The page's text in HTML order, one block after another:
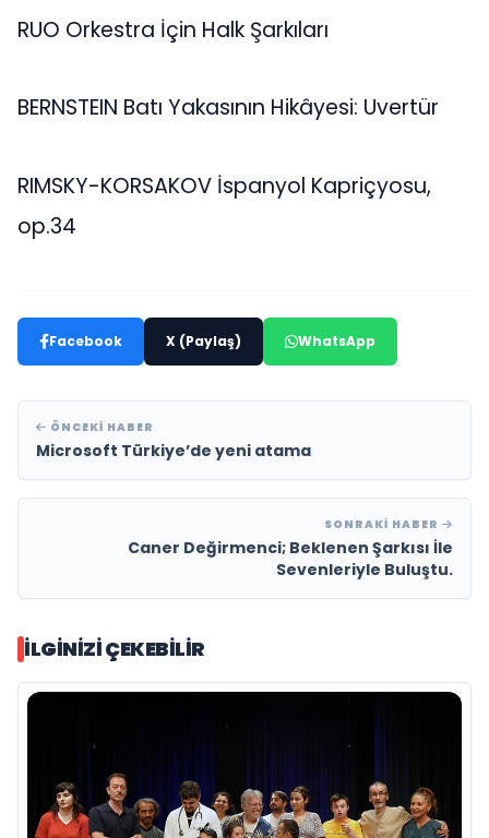
RUO Orkestra İçin Halk Şarkıları
BERNSTEIN Batı Yakasının Hikâyesi: Uvertür
RIMSKY-KORSAKOV İspanyol Kapriçyosu,
op.34
Facebook X (Paylaş) WhatsApp
ÖNCEKI HABER
Microsoft Türkiye’de yeni atama
SONRAKI HABER
Caner Değirmenci; Beklenen Şarkısı İle
Sevenleriyle Buluştu.
İLGINIZI ÇEKEBILIR